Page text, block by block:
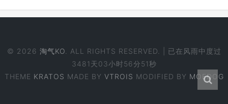
© 2026 淘气KO . ALL RIGHTS RESERVED. | 已在风雨中度过
3481天03小时56分51秒
THEME KRATOS MADE BY VTROIS MODIFIED BY MOEDOG